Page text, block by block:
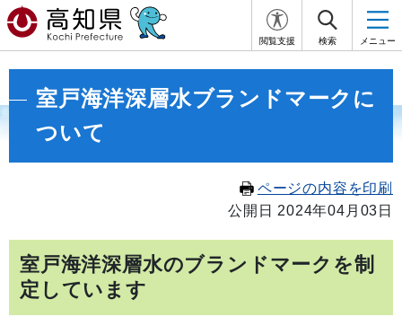
閲覧支援 検索 メニュー
室戸海洋深層水ブランドマークに
ついて
ページの内容を印刷
公開日 2024年04月03日
室戸海洋深層水のブランドマークを制
定しています